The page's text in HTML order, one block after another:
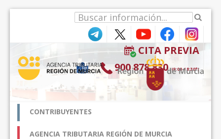
CITA PREVIA
900 878 830 (9:00-18:30*)
CONTRIBUYENTES
AGENCIA TRIBUTARIA REGIÓN DE MURCIA